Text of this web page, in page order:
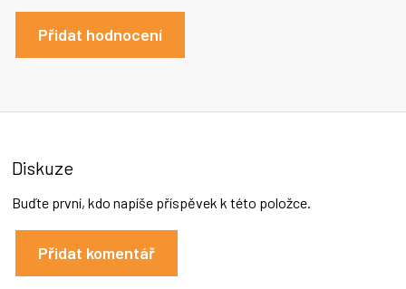
Přidat hodnocení
Diskuze
Buďte první, kdo napíše příspěvek k této položce.
Přidat komentář